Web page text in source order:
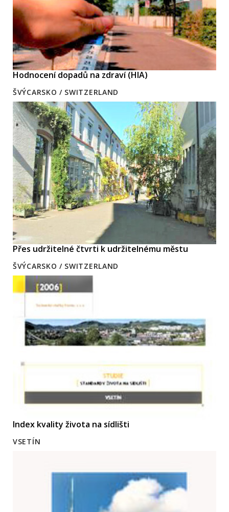
Hodnocení dopadů na zdraví (HIA)
ŠVÝCARSKO / SWITZERLAND
Přes udržitelné čtvrti k udržitelnému městu
ŠVÝCARSKO / SWITZERLAND
Index kvality života na sídlišti
VSETÍN